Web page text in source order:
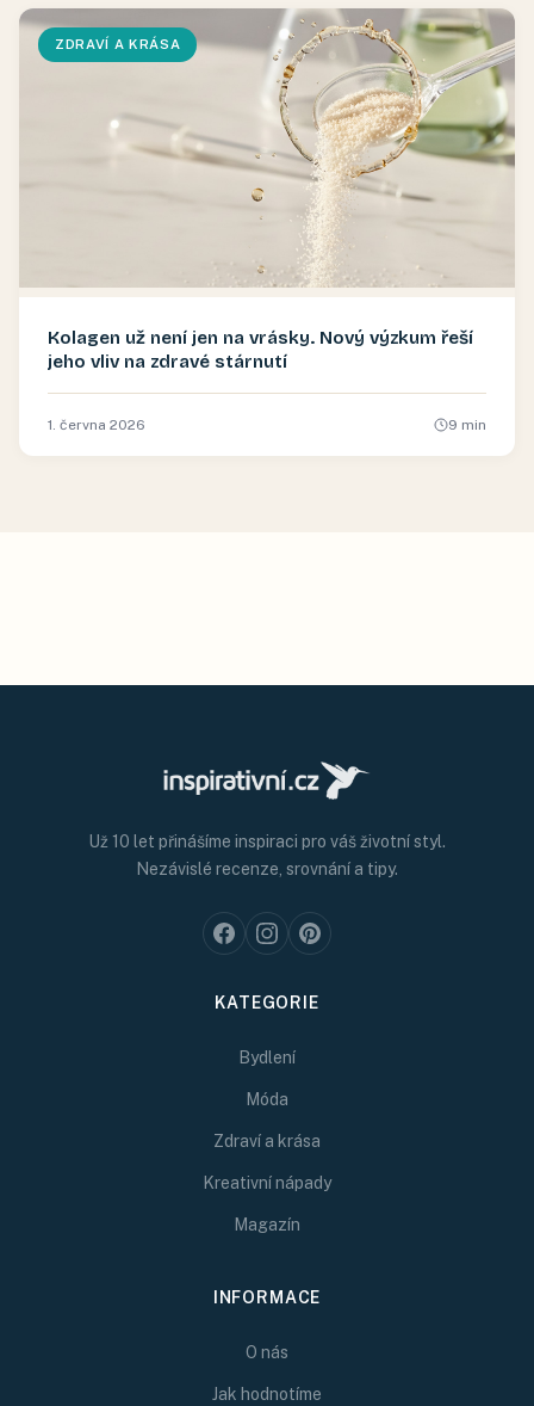
ZDRAVÍ A KRÁSA
Kolagen už není jen na vrásky. Nový výzkum řeší
jeho vliv na zdravé stárnutí
1. června 2026 9 min
Už 10 let přinášíme inspiraci pro váš životní styl.
Nezávislé recenze, srovnání a tipy.
KATEGORIE
Bydlení
Móda
Zdraví a krása
Kreativní nápady
Magazín
INFORMACE
O nás
Jak hodnotíme